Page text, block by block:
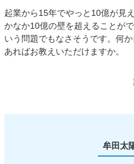
起業から15年でやっと10億が見
かなか10億の壁を超えることが
いう問題でもなさそうです。何
あればお教えいただけますか。
牟田太